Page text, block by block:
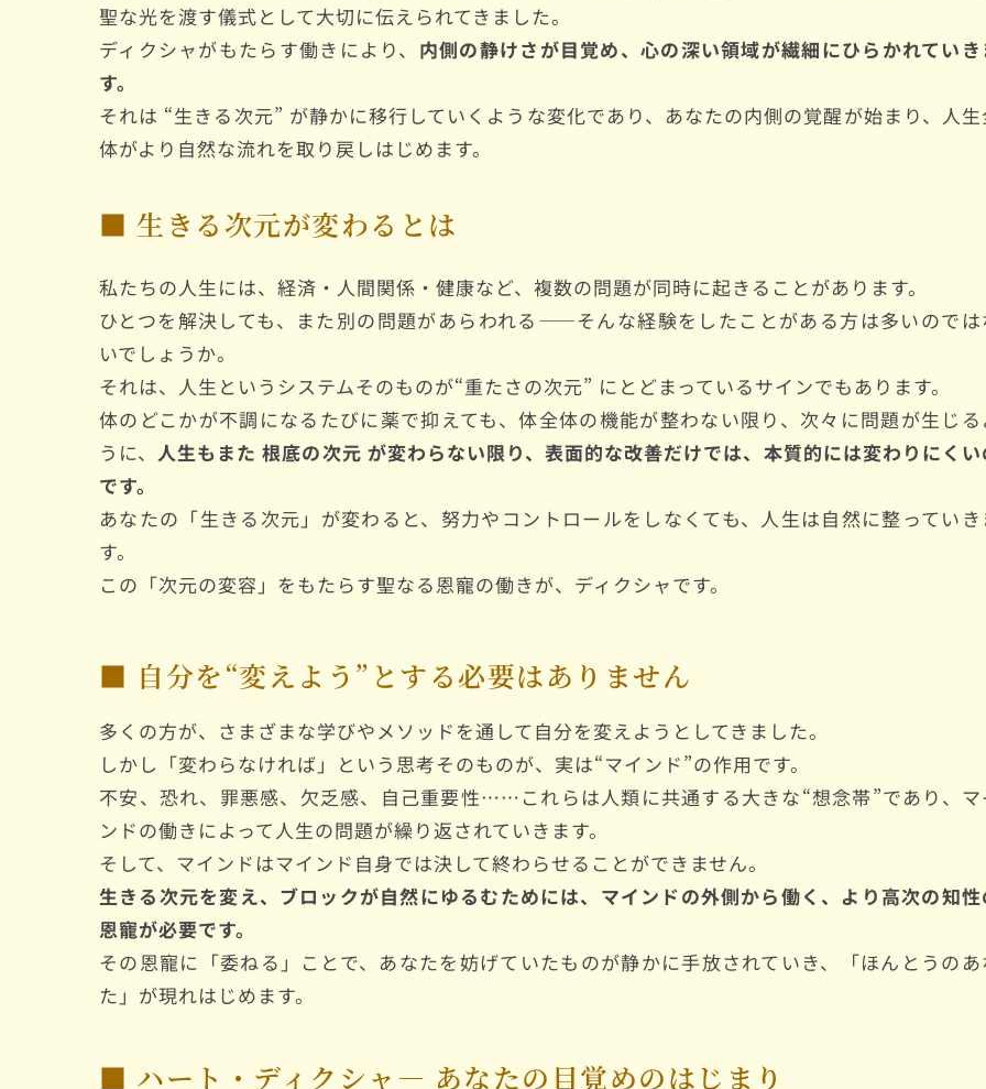
聖な光を渡す儀式として大切に伝えられてきました。
ディクシャがもたらす働きにより、 内側の静けさが目覚め、心の深い領域が繊細にひらかれてい
す。
それは “生きる次元” が静かに移行していくような変化であり、あなたの内側の覚醒が始まり、人
体がより自然な流れを取り戻しはじめます。
■ 生きる次元が変わるとは
私たちの人生には、経済・人間関係・健康など、複数の問題が同時に起きることがあります。
ひとつを解決しても、また別の問題があらわれる——そんな経験をしたことがある方は多いのでは
いでしょうか。
それは、人生というシステムそのものが“重たさの次元” にとどまっているサインでもあります。
体のどこかが不調になるたびに薬で抑えても、体全体の機能が整わない限り、次々に問題が生じ
うに、 人生もまた 根底の次元 が変わらない限り、表面的な改善だけでは、本質的には変わりにく
です。
あなたの「生きる次元」が変わると、努力やコントロールをしなくても、人生は自然に整ってい
す。
この「次元の変容」をもたらす聖なる恩寵の働きが、ディクシャです。
■ 自分を“変えよう”とする必要はありません
多くの方が、さまざまな学びやメソッドを通して自分を変えようとしてきました。
しかし「変わらなければ」という思考そのものが、実は“マインド”の作用です。
不安、恐れ、罪悪感、欠乏感、自己重要性……これらは人類に共通する大きな“想念帯”であり、マ
ンドの働きによって人生の問題が繰り返されていきます。
そして、マインドはマインド自身では決して終わらせることができません。
生きる次元を変え、ブロックが自然にゆるむためには、マインドの外側から働く、より高次の知
恩寵が必要です。
その恩寵に「委ねる」ことで、あなたを妨げていたものが静かに手放されていき、「ほんとうの
た」が現れはじめます。
■ ハート・ディクシャ― あなたの目覚めのはじまり